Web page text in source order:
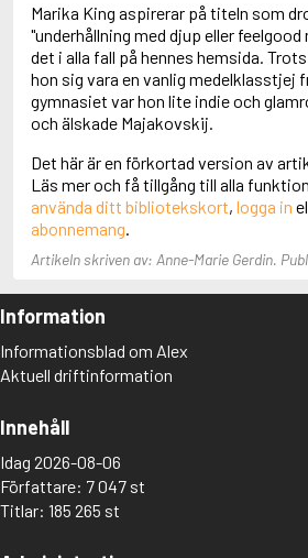
Adolfsson, Evert
Adolfsson, Gunnar
Adolfsson, Josefine
Adolfsson, Maria
Adolphsen, Peter
Marika King aspirerar på titeln som
"underhållning med djup eller
det i alla fall på hennes hemsida.
hon sig vara en vanlig medelklasstjej
gymnasiet var hon lite indie och
och älskade Majakovskij.
Det här är en förkortad version av
Läs mer och få tillgång till alla
använda ditt bibliotekskort, logga in
abonnemang
Artikeln skriven av: Anne-Marie Gerdin.
Information
Informationsblad om Alex
Aktuell driftinformation
Innehåll
Idag 2026-08-06
Författare: 7 047 st
Titlar: 185 265 st